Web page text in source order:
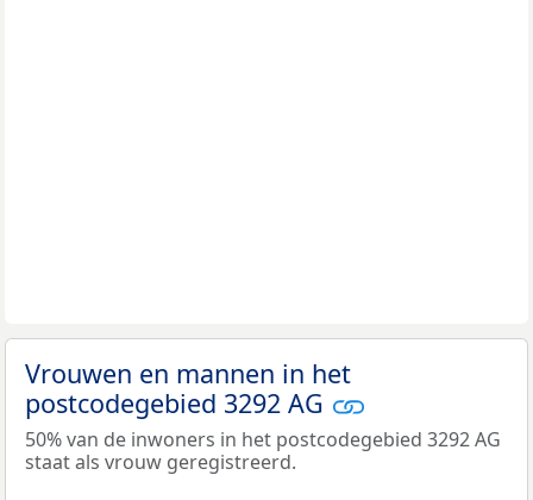
Vrouwen en mannen in het
postcodegebied 3292 AG
50% van de inwoners in het postcodegebied 3292 AG
staat als vrouw geregistreerd.